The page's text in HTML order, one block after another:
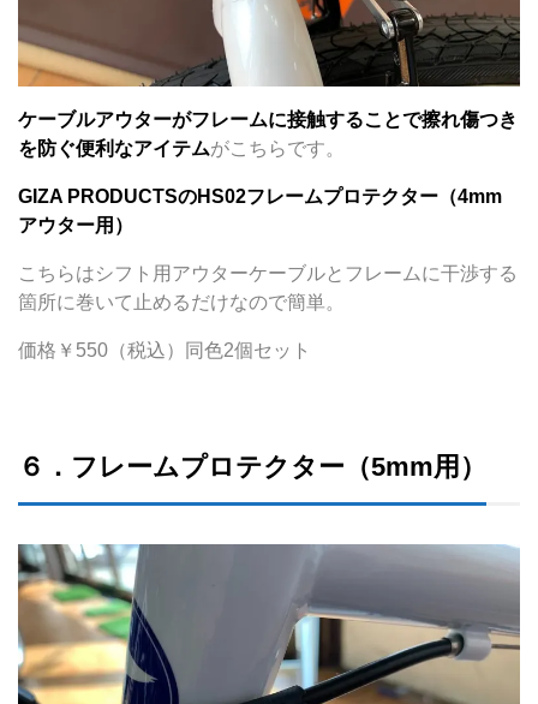
ケーブルアウターがフレームに接触することで擦れ傷つき
を防ぐ便利なアイテムがこちらです。
GIZA PRODUCTSのHS02フレームプロテクター（4mm
アウター用）
こちらはシフト用アウターケーブルとフレームに干渉する
箇所に巻いて止めるだけなので簡単。
価格￥550（税込）同色2個セット
６．フレームプロテクター（5mm用）